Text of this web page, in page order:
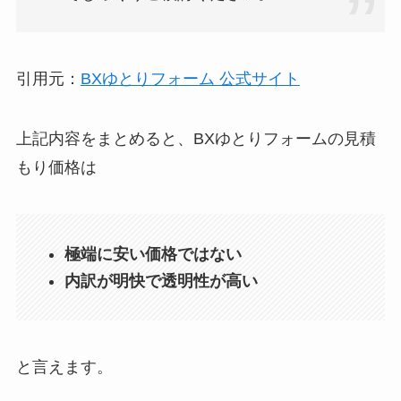
引用元： BXゆとりフォーム 公式サイト
上記内容をまとめると、BXゆとりフォームの見積
もり価格は
極端に安い価格ではない
内訳が明快で透明性が高い
と言えます。